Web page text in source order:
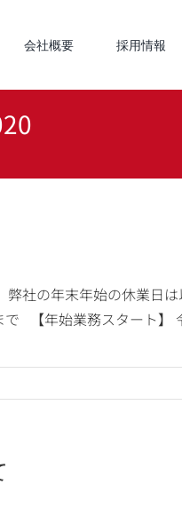
会社概要 採用情報
社の年末年始の休業日
【年始業務スタート】